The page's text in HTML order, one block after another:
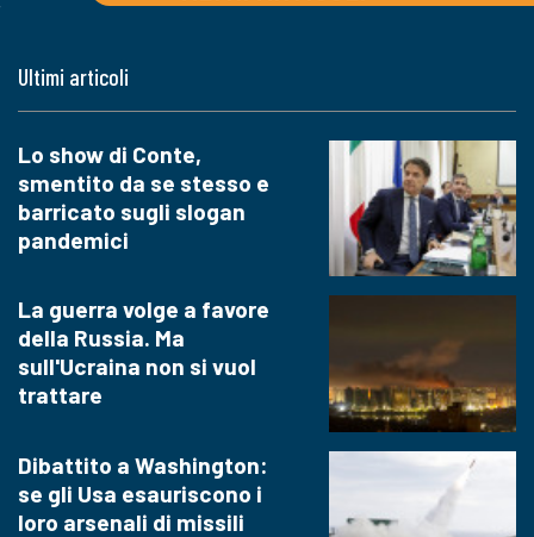
Ultimi articoli
Lo show di Conte,
smentito da se stesso e
barricato sugli slogan
pandemici
La guerra volge a favore
della Russia. Ma
sull'Ucraina non si vuol
trattare
Dibattito a Washington:
se gli Usa esauriscono i
loro arsenali di missili